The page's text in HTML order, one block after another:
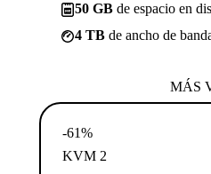
50 GB de espacio en
4 TB de ancho de
MÁS
-61%
KVM 2